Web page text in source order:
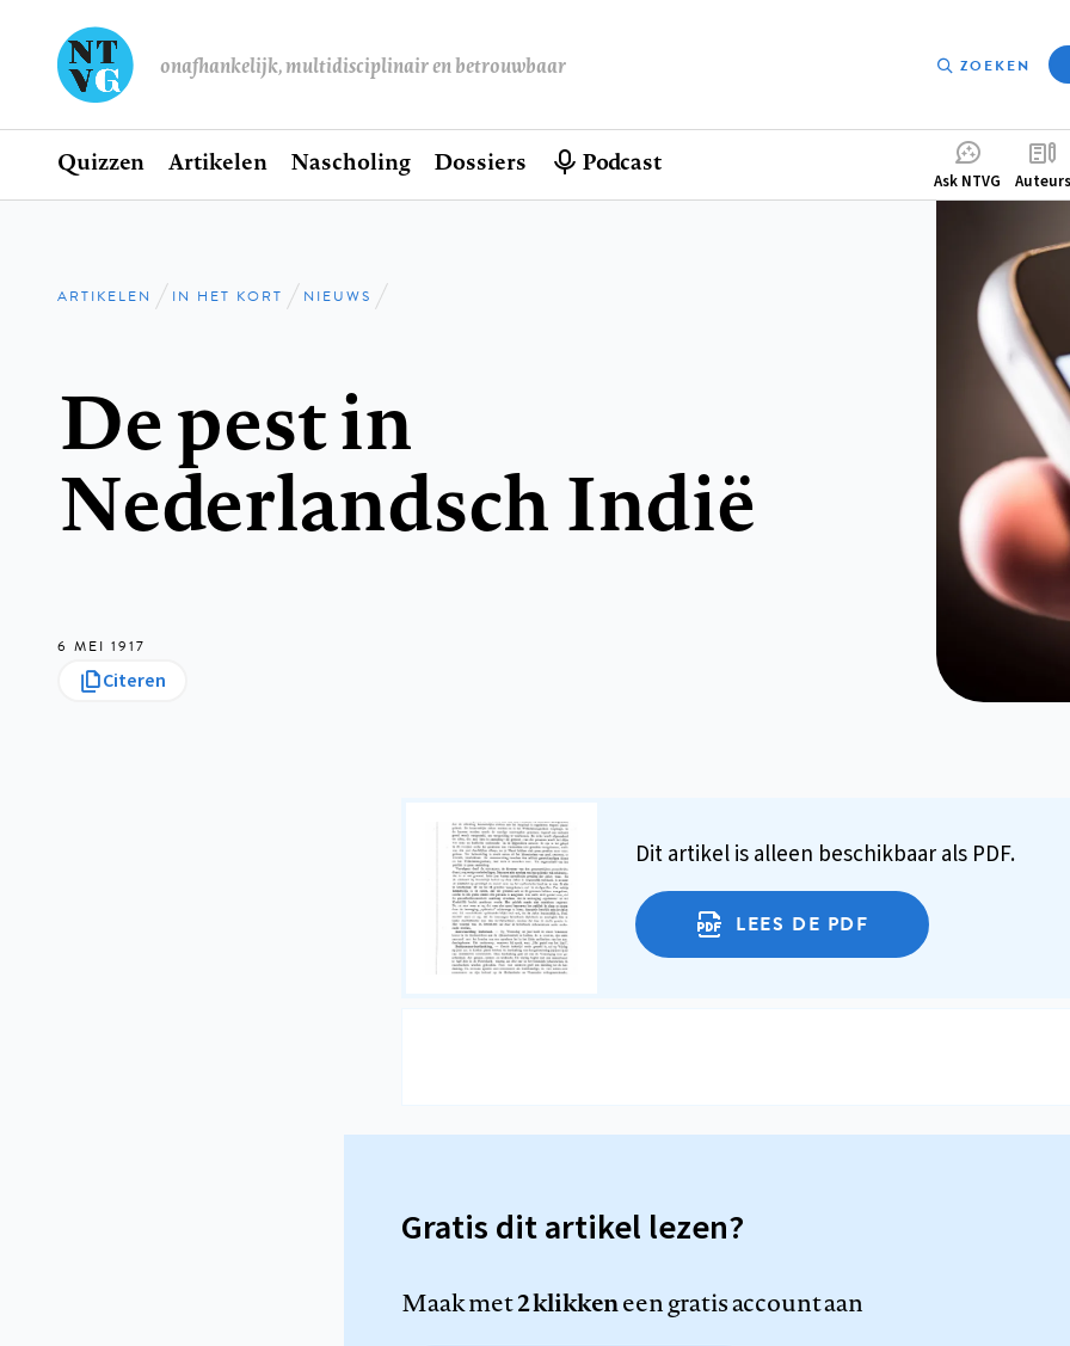
onafhankelijk, multidisciplinair en betrouwbaar ZOEKEN
Hoofdnavigatie
Home
Quizzen Artikelen Nascholing Dossiers Podcast
Ask NTVG Auteurs
Kruimelpad
ARTIKELEN IN HET KORT NIEUWS
De pest in
Nederlandsch Indië
6 MEI 1917
Citeren
Dit artikel is alleen beschikbaar als PDF.
LEES DE PDF
Gratis dit artikel lezen?
Maak met2 klikkeneen gratis account aan